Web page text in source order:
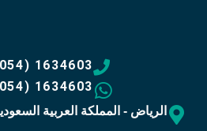
1634603
1634603
الرياض - المملكة العربية